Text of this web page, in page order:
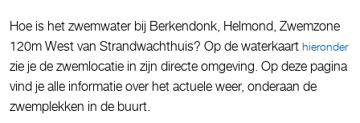
Hoe is het zwemwater bij Berkendonk, Helmond, Zwemzone
120m West van Strandwachthuis? Op de waterkaart hieronder
zie je de zwemlocatie in zijn directe omgeving. Op deze pagina
vind je alle informatie over het actuele weer, onderaan de
zwemplekken in de buurt.